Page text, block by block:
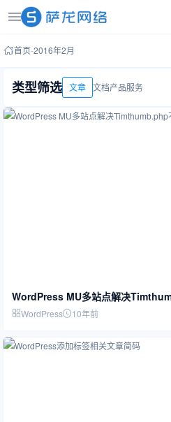
首页-2016年2月
类型筛选 文章 文档产品服务
WordPress MU多站点解决
WordPress 10年前